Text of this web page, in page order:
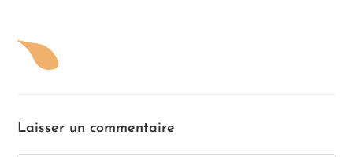
Laisser un commentaire